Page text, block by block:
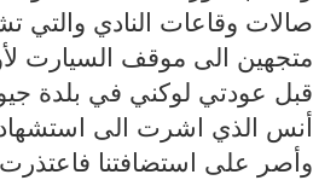
صالات وقاعات النادي والتي
متجهين الى موقف السيارت
قبل عودتي لوكني في بلدة
أنس الذي اشرت الى
وأصر على استضافتنا